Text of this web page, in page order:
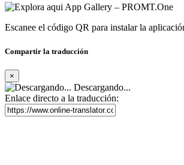
Escanee el código QR para instalar la
Compartir la traducción
×
Descargando...
Enlace directo a la traducción: